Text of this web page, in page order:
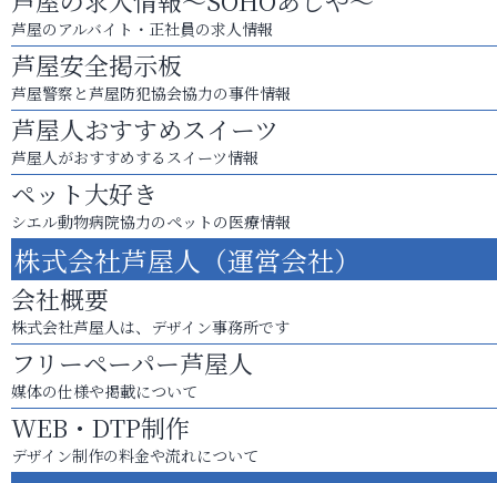
芦屋のアルバイト・正社員の求人情報
芦屋安全掲示板
芦屋警察と芦屋防犯協会協力の事件情報
芦屋人おすすめスイーツ
芦屋人がおすすめするスイーツ情報
ペット大好き
シエル動物病院協力のペットの医療情報
株式会社芦屋人（運営会社）
会社概要
株式会社芦屋人は、デザイン事務所です
フリーペーパー芦屋人
媒体の仕様や掲載について
WEB・DTP制作
デザイン制作の料金や流れについて